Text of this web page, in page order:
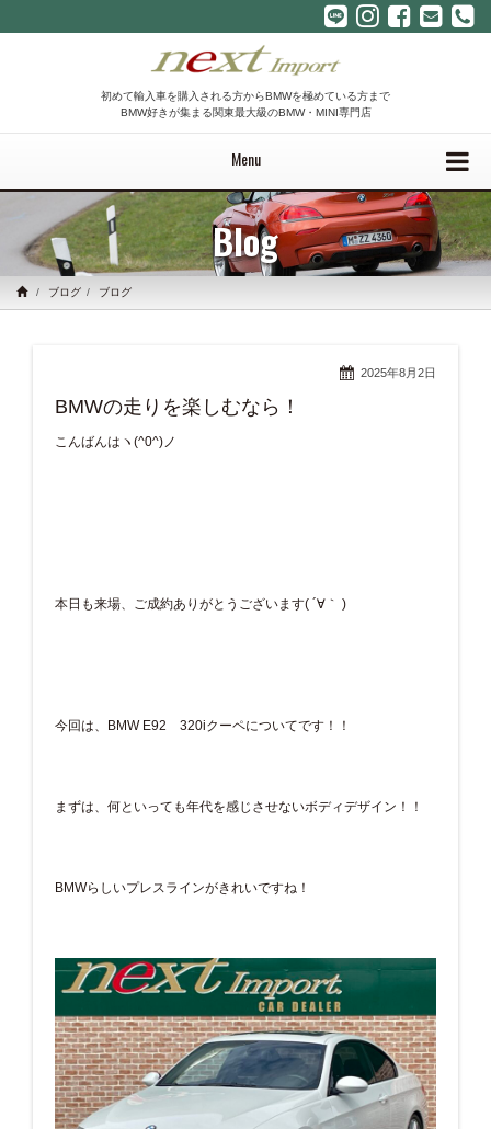
初めて輸入車を購入される方からBMWを極めている方まで
BMW好きが集まる関東最大級のBMW・MINI専門店
Menu
Blog
ブログ ブログ
2025年8月2日
BMWの走りを楽しむなら！
こんばんはヽ(^0^)ノ
本日も来場、ご成約ありがとうございます( ´∀｀ )
今回は、BMW E92 320iクーペについてです！！
まずは、何といっても年代を感じさせないボディデザイン！！
BMWらしいプレスラインがきれいですね！